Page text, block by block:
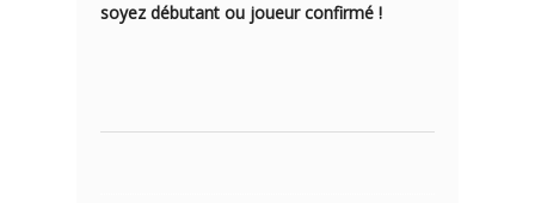
soyez débutant ou joueur confirmé !